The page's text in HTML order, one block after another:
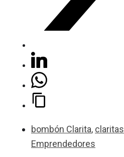
bombón Clarita, claritas
Emprendedores